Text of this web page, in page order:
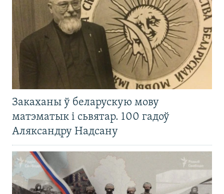
Закаханы ў беларускую мову
матэматык і сьвятар. 100 гадоў
Аляксандру Надсану